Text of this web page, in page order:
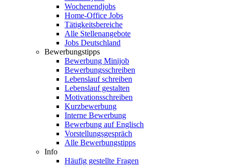
Wochenendjobs
Home-Office Jobs
Tätigkeitsbereiche
Alle Stellenangebote
Jobs Deutschland
Bewerbungstipps
Bewerbung Minijob
Bewerbungsschreiben
Lebenslauf schreiben
Lebenslauf gestalten
Motivationsschreiben
Kurzbewerbung
Interne Bewerbung
Bewerbung auf Englisch
Vorstellungsgespräch
Alle Bewerbungstipps
Info
Häufig gestellte Fragen